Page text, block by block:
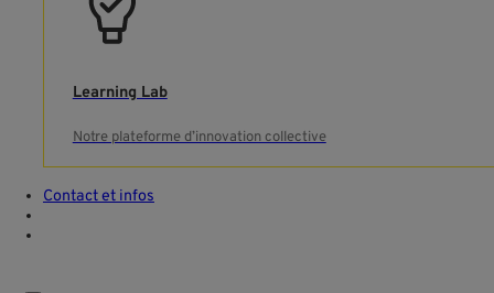
Learning Lab
Notre plateforme d’innovation collective
Contact et infos